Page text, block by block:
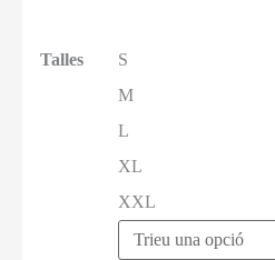
Talles
S
M
L
XL
XXL